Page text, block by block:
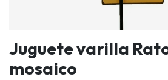
Juguete varilla
mosaico